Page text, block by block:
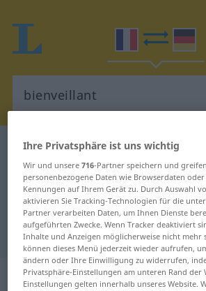
Französisch-Deutsch Wörterbuch
Französisch-Deutsch
für "bienveillant"
"bienveillant" Deutsch
„bienveillant“:
Ihre Privatsphäre ist uns wichtig
Wir und unsere716-Partner speichern und
personenbezogene Daten wie Browserdaten
Kennungen auf Ihrem Gerät zu. Durch Auswahl
aktivieren Sie Tracking-Technologien für die
Partner verarbeiten Daten, um Ihnen Dienste
aufgeführten Zwecke. Wenn Tracker deaktiviert
Inhalte und Anzeigen möglicherweise nicht mehr
können dieses Menü jederzeit wieder aufrufen,
ändern oder Ihre Einwilligung zu widerrufen,
Privatsphäre-Einstellungen am unteren Rand der
Einstellungen gelten innerhalb unseres Website.